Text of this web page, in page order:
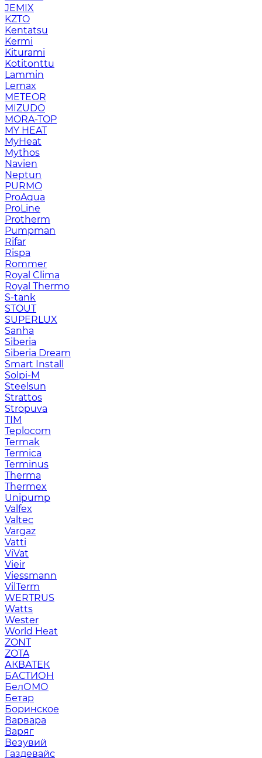
JEMIX
KZTO
Kentatsu
Kermi
Kiturami
Kotitonttu
Lammin
Lemax
METEOR
MIZUDO
MORA-TOP
MY HEAT
MyHeat
Mythos
Navien
Neptun
PURMO
ProAqua
ProLine
Protherm
Pumpman
Rifar
Rispa
Rommer
Royal Clima
Royal Thermo
S-tank
STOUT
SUPERLUX
Sanha
Siberia
Siberia Dream
Smart Install
Solpi-M
Steelsun
Strattos
Stropuva
TIM
Teplocom
Termak
Termica
Terminus
Therma
Thermex
Unipump
Valfex
Valtec
Vargaz
Vatti
ViVat
Vieir
Viessmann
VilTerm
WERTRUS
Watts
Wester
World Heat
ZONT
ZOTA
АКВАТЕК
БАСТИОН
БелОМО
Бетар
Боринское
Варвара
Варяг
Везувий
Газдевайс